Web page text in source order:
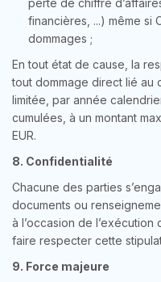
perte de chiffre
financières, ...) même si
dommages ;
En tout état de cause, la
tout dommage direct lié au
limitée, par année
cumulées, à un montant
EUR.
8. Confidentialité
Chacune des parties
documents ou
à l’occasion de
faire respecter cette
9. Force majeure